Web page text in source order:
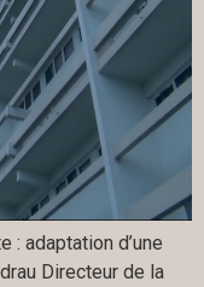
: adaptation d’une
Directeur de la